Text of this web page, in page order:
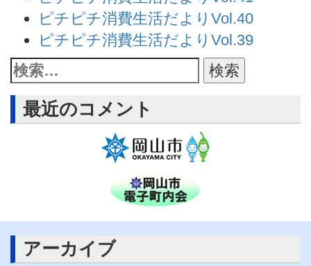
ピチピチ消費生活だよりVol.40
ピチピチ消費生活だよりVol.39
最近のコメント
アーカイブ